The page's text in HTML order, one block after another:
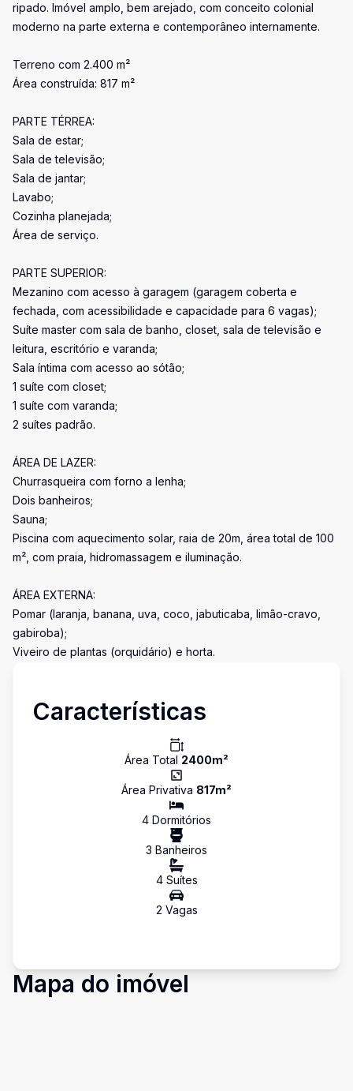
ripado. Imóvel amplo, bem arejado, com conceito colonial
moderno na parte externa e contemporâneo internamente.
Terreno com 2.400 m²
Área construída: 817 m²
PARTE TÉRREA:
Sala de estar;
Sala de televisão;
Sala de jantar;
Lavabo;
Cozinha planejada;
Área de serviço.
PARTE SUPERIOR:
Mezanino com acesso à garagem (garagem coberta e
fechada, com acessibilidade e capacidade para 6 vagas);
Suíte master com sala de banho, closet, sala de televisão e
leitura, escritório e varanda;
Sala íntima com acesso ao sótão;
1 suíte com closet;
1 suíte com varanda;
2 suítes padrão.
ÁREA DE LAZER:
Churrasqueira com forno a lenha;
Dois banheiros;
Sauna;
Piscina com aquecimento solar, raia de 20m, área total de 100
m², com praia, hidromassagem e iluminação.
ÁREA EXTERNA:
Pomar (laranja, banana, uva, coco, jabuticaba, limão-cravo,
gabiroba);
Viveiro de plantas (orquidário) e horta.
Características
Área Total 2400m²
Área Privativa 817m²
4 Dormitórios
3 Banheiros
4Suítes
2 Vagas
Mapa do imóvel